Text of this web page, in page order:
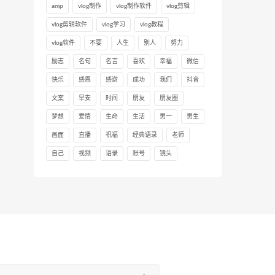
amp vlog制作 vlog制作软件 vlog剪辑
vlog剪辑软件 vlog学习 vlog教程
vlog软件 不要 人生 别人 努力
励志 名句 名言 喜欢 幸福 微信
快乐 感恩 感谢 成功 我们 抖音
文案 早安 时间 朋友 朋友圈
梦想 爱情 生命 生活 男一 男生
画面 直播 祝福 经典语录 老师
自己 视频 语录 账号 镜头